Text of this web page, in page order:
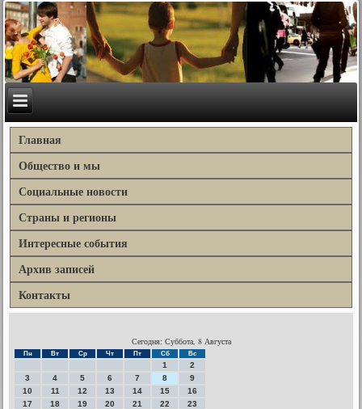
Главная
Общество и мы
Социальные новости
Страны и регионы
Интересные события
Архив записей
Контакты
Сегодня: Суббота, 8 Августа
Пн Вт Ср Чт Пт Сб Вс
1
2
3
4 5 6 7 8
9
10
11 12 13 14 15
16
17
18 19 20 21 22
23